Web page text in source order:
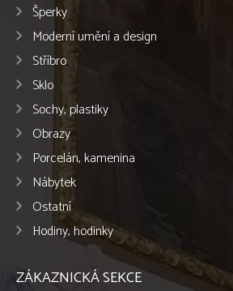
Šperky
Moderní umění a design
Stříbro
Sklo
Sochy, plastiky
Obrazy
Porcelán, kamenina
Nábytek
Ostatní
Hodiny, hodinky
ZÁKAZNICKÁ SEKCE